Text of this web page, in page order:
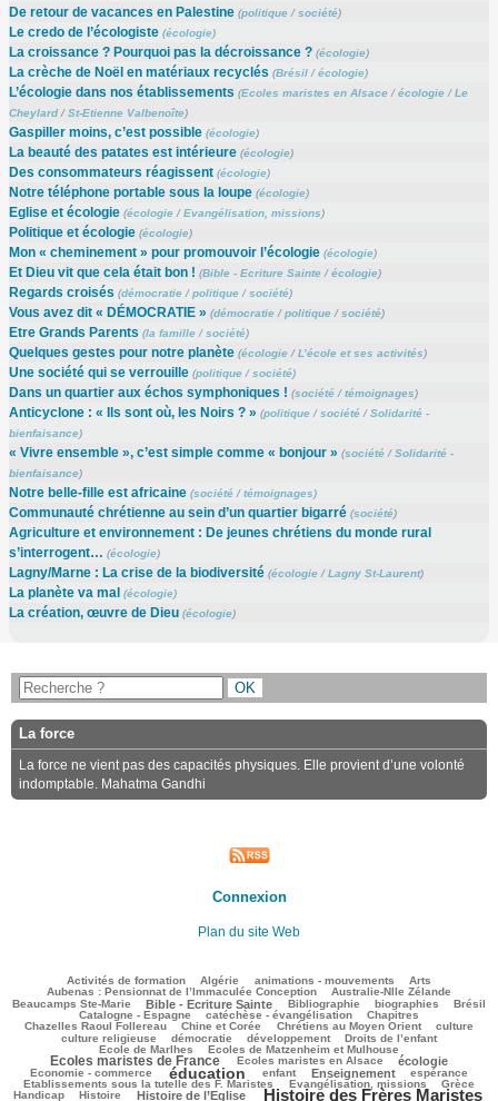
De retour de vacances en Palestine (politique/ société)
Le credo de l’écologiste (écologie)
La croissance ? Pourquoi pas la décroissance ? (écologie)
La crèche de Noël en matériaux recyclés (Brésil/écologie)
L’écologie dans nos établissements (Ecoles maristes en Alsace/écologie/Le
Cheylard/St-Etienne Valbenoîte)
Gaspiller moins, c’est possible (écologie)
La beauté des patates est intérieure (écologie)
Des consommateurs réagissent (écologie)
Notre téléphone portable sous la loupe (écologie)
Eglise et écologie (écologie/Evangélisation, missions)
Politique et écologie (écologie)
Mon « cheminement » pour promouvoir l’écologie (écologie)
Et Dieu vit que cela était bon ! (Bible - Ecriture Sainte/écologie)
Regards croisés (démocratie/politique/société)
Vous avez dit « DÉMOCRATIE » (démocratie/politique/ société)
Etre Grands Parents (la famille/société)
Quelques gestes pour notre planète (écologie/L’école et ses activités)
Une société qui se verrouille (politique/société)
Dans un quartier aux échos symphoniques ! (société/témoignages)
Anticyclone : « Ils sont où, les Noirs ? » (politique/société/Solidarité -
bienfaisance)
« Vivre ensemble », c’est simple comme « bonjour » (société/Solidarité -
bienfaisance)
Notre belle-fille est africaine (société/témoignages)
Communauté chrétienne au sein d’un quartier bigarré (société)
Agriculture et environnement : De jeunes chrétiens du monde rural
s’interrogent… (écologie)
Lagny/Marne : La crise de la biodiversité (écologie/Lagny St-Laurent)
La planète va mal (écologie)
La création, œuvre de Dieu (écologie)
La force
La force ne vient pas des capacités physiques. Elle provient d’une volonté
indomptable. Mahatma Gandhi
Connexion
Plan du site Web
Activités de formation Algérie animations - mouvements Arts
Aubenas : Pensionnat de l’Immaculée Conception
45/2133 Australie-Nlle Zélande
53/2133
Beaucamps Ste-Marie
561/2133 Bible - Ecriture Sainte
42/2133 Bibliographie
368/2133 biographies
149/2133 Brésil
373/2133
Catalogne - Espagne
catéchèse - évangélisation Chapitres
Chazelles Raoul Follereau
91/2133 Chine et Corée
192/2133 Chrétiens au Moyen Orient
411/2133 culture
36/2133
culture religieuse
démocratie développement Droits de l’enfant
Ecole de Marlhes
Ecoles de Matzenheim et Mulhouse
Ecoles maristes de France
210/2133 Ecoles maristes en Alsace
525/2133 écologie
Economie - commerce
1272/2133 éducation
160/2133 enfant
687/2133 Enseignement
171/2133 espérance
45/2133
Etablissements sous la tutelle des F. Maristes
169/2133 Evangélisation, missions
359/2133 Grèce
68/2133
Handicap
171/2133 Histoire
582/2133 Histoire de l’Eglise
1444/2133 Histoire des Frères Maristes
110/2133